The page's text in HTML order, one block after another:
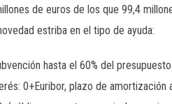
de euros de los que 99,4
estriba en el tipo de ayuda:
hasta el 60% del
0+Euribor, plazo de